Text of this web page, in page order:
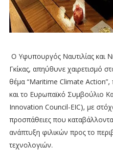
Ο Υφυπουργός Ναυτιλίας και
Γκίκας, απηύθυνε χαιρετισμό
θέμα “Maritime Climate
και το Ευρωπαϊκό Συμβούλιο
Innovation Council-EIC), με
προσπάθειες που
ανάπτυξη φιλικών προς το
τεχνολογιών.